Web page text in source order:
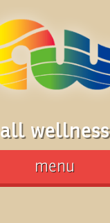
all wellness
menu